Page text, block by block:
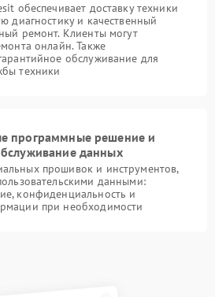
обеспечивает доставку техники
диагностику и качественный
ремонт. Клиенты могут
онлайн. Также
обслуживание для
техники
программные решение и
данных
прошивок и инструментов,
данными:
конфиденциальность и
при необходимости